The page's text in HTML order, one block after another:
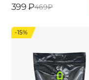
‍399‍ ₽‍469‍₽
-15%